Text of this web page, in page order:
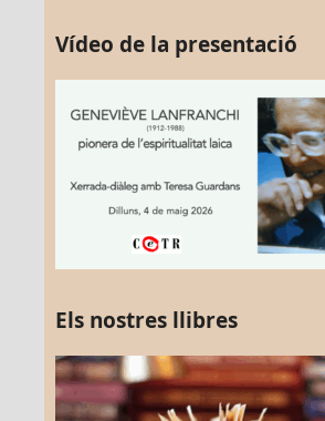
Vídeo de la presentació
Els nostres llibres